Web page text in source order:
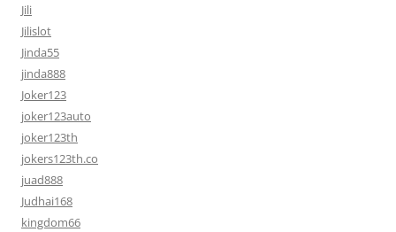
Jili
Jilislot
Jinda55
jinda888
Joker123
joker123auto
joker123th
jokers123th.co
juad888
Judhai168
kingdom66